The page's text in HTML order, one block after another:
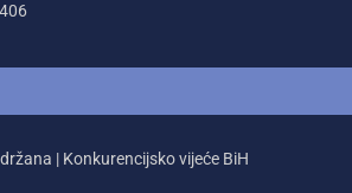
| Konkurencijsko vijeće BiH